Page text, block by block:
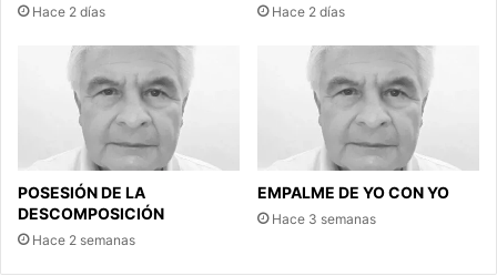
Hace 2 días Hace 2 días
POSESIÓN DE LA
DESCOMPOSICIÓN
Hace 2 semanas
EMPALME DE YO CON YO
Hace 3 semanas